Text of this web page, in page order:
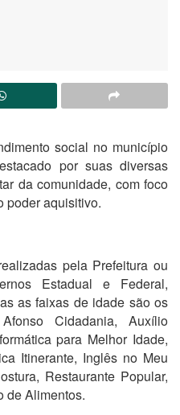
social no município
por suas diversas
da comunidade, com foco
poder aquisitivo.
pela Prefeitura ou
Estadual e Federal,
as faixas de idade são os
Cidadania, Auxílio
para Melhor Idade,
Itinerante, Inglês no Meu
Restaurante Popular,
de Alimentos.